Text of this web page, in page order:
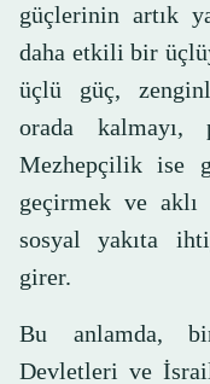
güçlerinin artık
daha etkili bir
üçlü güç,
orada
Mezhepçilik ise
geçirmek ve
sosyal yakıta
girer.
Bu anlamda,
Devletleri ve